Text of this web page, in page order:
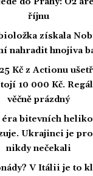
říjnu
získala
nahradit hnojiva
Kč z Actionu
10 000 Kč.
věčně prázdný
bitevních
Ukrajinci je
nikdy nečekali
V Itálii je to